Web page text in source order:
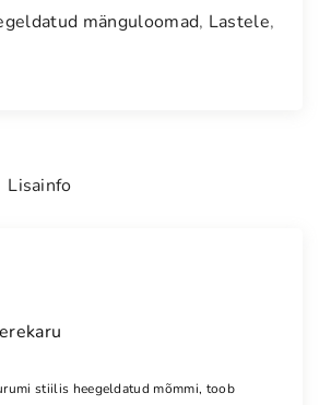
mänguloomad, Lastele,
Lisainfo
stiilis heegeldatud mõmmi, toob